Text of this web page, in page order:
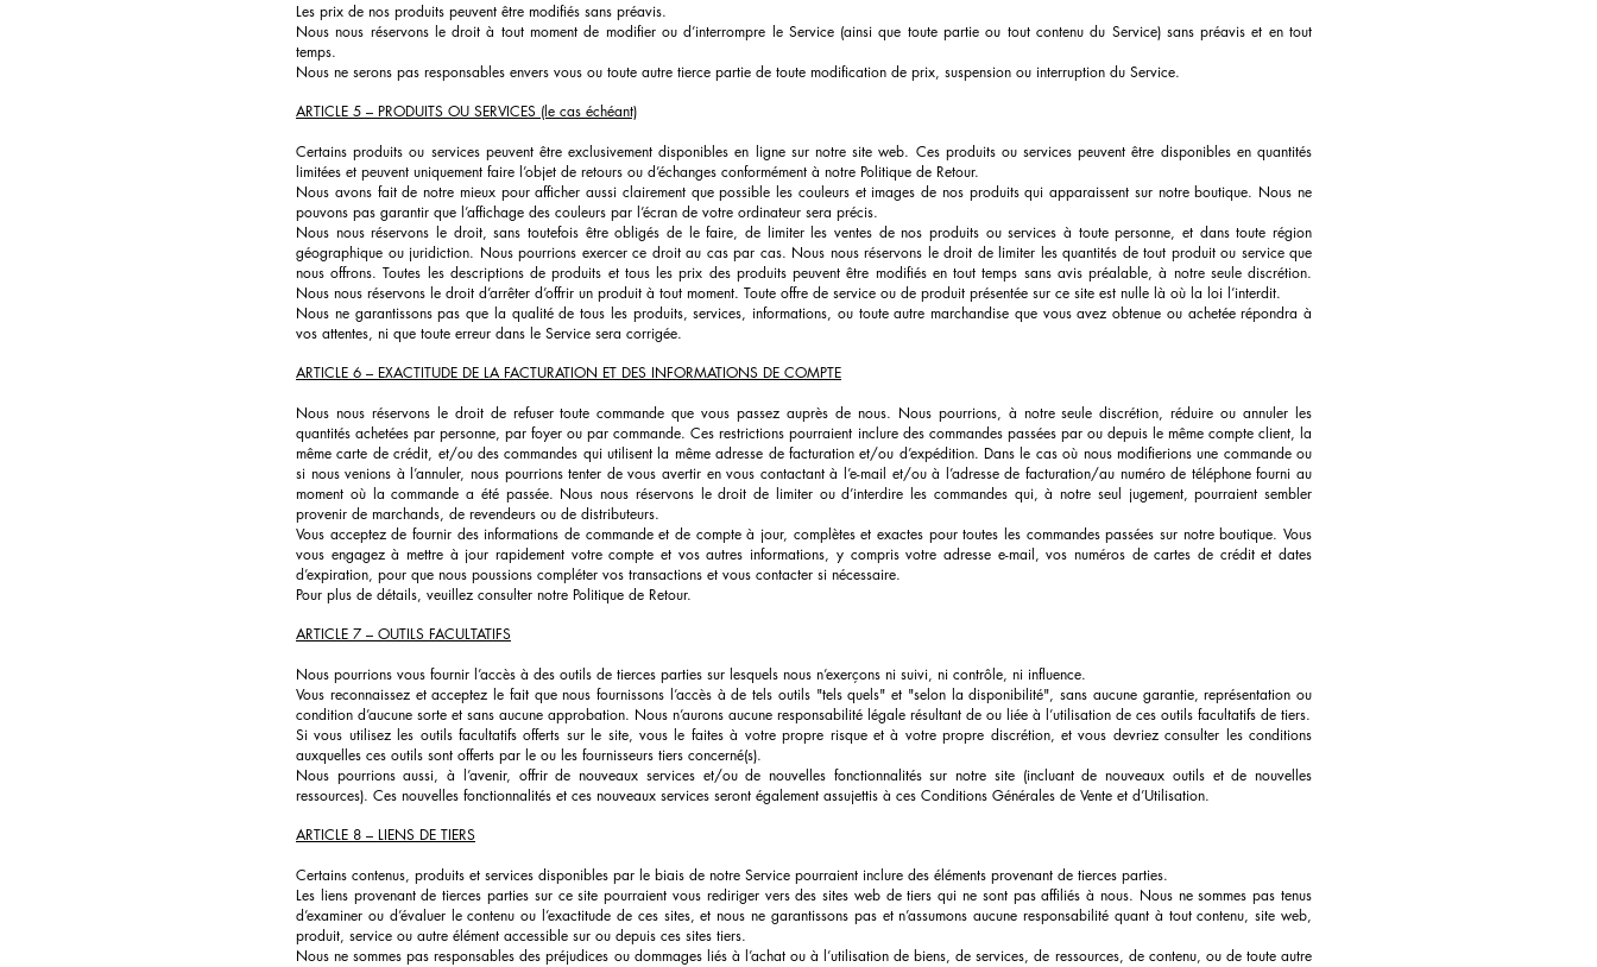
Les prix de nos produits peuvent être modifiés sans préavis.
Nous nous réservons le droit à tout moment de modifier ou d’interrompre le Service (ainsi que toute partie ou tout contenu du Service) sans préavis et en tout
temps.
Nous ne serons pas responsables envers vous ou toute autre tierce partie de toute modification de prix, suspension ou interruption du Service.
ARTICLE 5 – PRODUITS OU SERVICES (le cas échéant)
Certains produits ou services peuvent être exclusivement disponibles en ligne sur notre site web. Ces produits ou services peuvent être disponibles en quantités
limitées et peuvent uniquement faire l’objet de retours ou d’échanges conformément à notre Politique de Retour.
Nous avons fait de notre mieux pour afficher aussi clairement que possible les couleurs et images de nos produits qui apparaissent sur notre boutique. Nous ne
pouvons pas garantir que l’affichage des couleurs par l’écran de votre ordinateur sera précis.
Nous nous réservons le droit, sans toutefois être obligés de le faire, de limiter les ventes de nos produits ou services à toute personne, et dans toute région
géographique ou juridiction. Nous pourrions exercer ce droit au cas par cas. Nous nous réservons le droit de limiter les quantités de tout produit ou service que
nous offrons. Toutes les descriptions de produits et tous les prix des produits peuvent être modifiés en tout temps sans avis préalable, à notre seule discrétion.
Nous nous réservons le droit d’arrêter d’offrir un produit à tout moment. Toute offre de service ou de produit présentée sur ce site est nulle là où la loi l’interdit.
Nous ne garantissons pas que la qualité de tous les produits, services, informations, ou toute autre marchandise que vous avez obtenue ou achetée répondra à
vos attentes, ni que toute erreur dans le Service sera corrigée.
ARTICLE 6 – EXACTITUDE DE LA FACTURATION ET DES INFORMATIONS DE COMPTE
Nous nous réservons le droit de refuser toute commande que vous passez auprès de nous. Nous pourrions, à notre seule discrétion, réduire ou annuler les
quantités achetées par personne, par foyer ou par commande. Ces restrictions pourraient inclure des commandes passées par ou depuis le même compte client, la
même carte de crédit, et/ou des commandes qui utilisent la même adresse de facturation et/ou d’expédition. Dans le cas où nous modifierions une commande ou
si nous venions à l’annuler, nous pourrions tenter de vous avertir en vous contactant à l’e-mail et/ou à l’adresse de facturation/au numéro de téléphone fourni au
moment où la commande a été passée. Nous nous réservons le droit de limiter ou d’interdire les commandes qui, à notre seul jugement, pourraient sembler
provenir de marchands, de revendeurs ou de distributeurs.
Vous acceptez de fournir des informations de commande et de compte à jour, complètes et exactes pour toutes les commandes passées sur notre boutique. Vous
vous engagez à mettre à jour rapidement votre compte et vos autres informations, y compris votre adresse e-mail, vos numéros de cartes de crédit et dates
d’expiration, pour que nous poussions compléter vos transactions et vous contacter si nécessaire.
Pour plus de détails, veuillez consulter notre Politique de Retour.
ARTICLE 7 – OUTILS FACULTATIFS
Nous pourrions vous fournir l’accès à des outils de tierces parties sur lesquels nous n’exerçons ni suivi, ni contrôle, ni influence.
Vous reconnaissez et acceptez le fait que nous fournissons l’accès à de tels outils "tels quels" et "selon la disponibilité", sans aucune garantie, représentation ou
condition d’aucune sorte et sans aucune approbation. Nous n’aurons aucune responsabilité légale résultant de ou liée à l’utilisation de ces outils facultatifs de tiers.
Si vous utilisez les outils facultatifs offerts sur le site, vous le faites à votre propre risque et à votre propre discrétion, et vous devriez consulter les conditions
auxquelles ces outils sont offerts par le ou les fournisseurs tiers concerné(s).
Nous pourrions aussi, à l’avenir, offrir de nouveaux services et/ou de nouvelles fonctionnalités sur notre site (incluant de nouveaux outils et de nouvelles
ressources). Ces nouvelles fonctionnalités et ces nouveaux services seront également assujettis à ces Conditions Générales de Vente et d’Utilisation.
ARTICLE 8 – LIENS DE TIERS
Certains contenus, produits et services disponibles par le biais de notre Service pourraient inclure des éléments provenant de tierces parties.
Les liens provenant de tierces parties sur ce site pourraient vous rediriger vers des sites web de tiers qui ne sont pas affiliés à nous. Nous ne sommes pas tenus
d’examiner ou d’évaluer le contenu ou l’exactitude de ces sites, et nous ne garantissons pas et n’assumons aucune responsabilité quant à tout contenu, site web,
produit, service ou autre élément accessible sur ou depuis ces sites tiers.
Nous ne sommes pas responsables des préjudices ou dommages liés à l’achat ou à l’utilisation de biens, de services, de ressources, de contenu, ou de toute autre